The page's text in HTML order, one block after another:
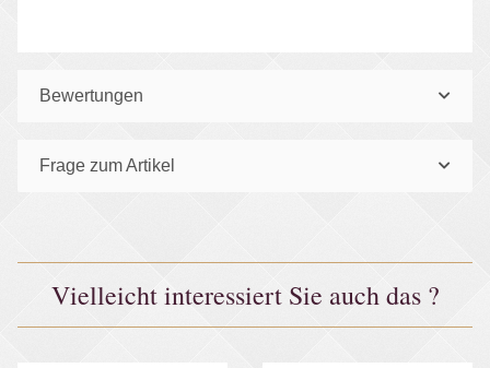
Bewertungen
Frage zum Artikel
Vielleicht interessiert Sie auch das ?